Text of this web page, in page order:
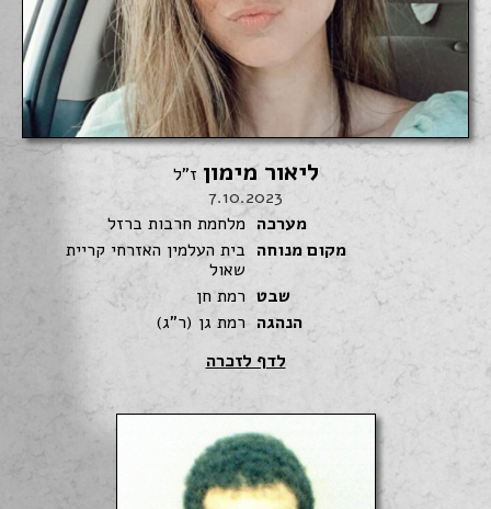
חיפוש
ליאור מימון ז"ל
7.10.2023
מערכה מלחמת חרבות ברזל
מקום מנוחה בית העלמין האזרחי קריית
שאול
שבט רמת חן
הנהגה רמת גן (ר"ג)
לדף לזכרה